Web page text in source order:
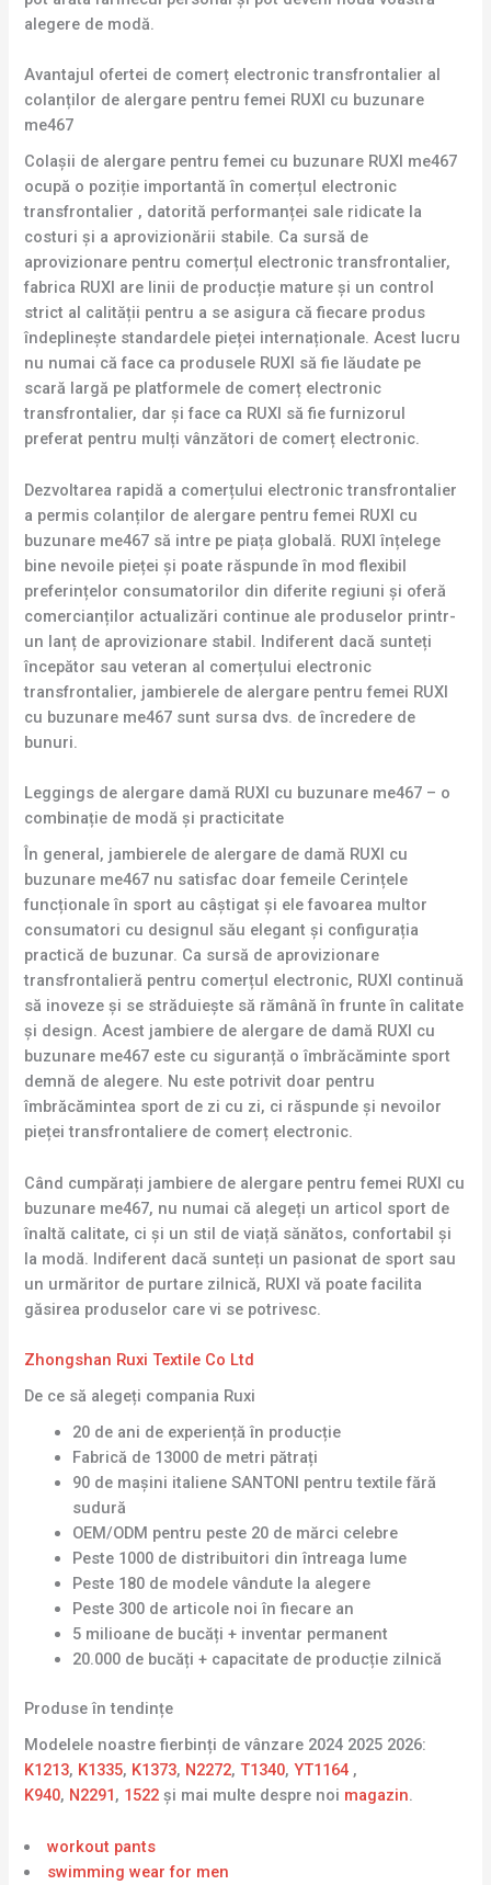
alegere de modă.
Avantajul ofertei de comerț electronic transfrontalier al
colanților de alergare pentru femei RUXI cu buzunare
me467
Colașii de alergare pentru femei cu buzunare RUXI me467
ocupă o poziție importantă în comerțul electronic
transfrontalier , datorită performanței sale ridicate la
costuri și a aprovizionării stabile. Ca sursă de
aprovizionare pentru comerțul electronic transfrontalier,
fabrica RUXI are linii de producție mature și un control
strict al calității pentru a se asigura că fiecare produs
îndeplinește standardele pieței internaționale. Acest lucru
nu numai că face ca produsele RUXI să fie lăudate pe
scară largă pe platformele de comerț electronic
transfrontalier, dar și face ca RUXI să fie furnizorul
preferat pentru mulți vânzători de comerț electronic.
Dezvoltarea rapidă a comerțului electronic transfrontalier
a permis colanților de alergare pentru femei RUXI cu
buzunare me467 să intre pe piața globală. RUXI înțelege
bine nevoile pieței și poate răspunde în mod flexibil
preferințelor consumatorilor din diferite regiuni și oferă
comercianților actualizări continue ale produselor printr-
un lanț de aprovizionare stabil. Indiferent dacă sunteți
începător sau veteran al comerțului electronic
transfrontalier, jambierele de alergare pentru femei RUXI
cu buzunare me467 sunt sursa dvs. de încredere de
bunuri.
Leggings de alergare damă RUXI cu buzunare me467 – o
combinație de modă și practicitate
În general, jambierele de alergare de damă RUXI cu
buzunare me467 nu satisfac doar femeile Cerințele
funcționale în sport au câștigat și ele favoarea multor
consumatori cu designul său elegant și configurația
practică de buzunar. Ca sursă de aprovizionare
transfrontalieră pentru comerțul electronic, RUXI continuă
să inoveze și se străduiește să rămână în frunte în calitate
și design. Acest jambiere de alergare de damă RUXI cu
buzunare me467 este cu siguranță o îmbrăcăminte sport
demnă de alegere. Nu este potrivit doar pentru
îmbrăcămintea sport de zi cu zi, ci răspunde și nevoilor
pieței transfrontaliere de comerț electronic.
Când cumpărați jambiere de alergare pentru femei RUXI cu
buzunare me467, nu numai că alegeți un articol sport de
înaltă calitate, ci și un stil de viață sănătos, confortabil și
la modă. Indiferent dacă sunteți un pasionat de sport sau
un urmăritor de purtare zilnică, RUXI vă poate facilita
găsirea produselor care vi se potrivesc.
Zhongshan Ruxi Textile Co Ltd
De ce să alegeți compania Ruxi
20 de ani de experiență în producție
Fabrică de 13000 de metri pătrați
90 de mașini italiene SANTONI pentru textile fără
sudură
OEM/ODM pentru peste 20 de mărci celebre
Peste 1000 de distribuitori din întreaga lume
Peste 180 de modele vândute la alegere
Peste 300 de articole noi în fiecare an
5 milioane de bucăți + inventar permanent
20.000 de bucăți + capacitate de producție zilnică
Produse în tendințe
Modelele noastre fierbinți de vânzare 2024 2025 2026:
K1213, K1335, K1373, N2272,T1340,YT1164 ,
K940, N2291 , 1522și mai multe despre noi magazin.
workout pants
swimming wear for men